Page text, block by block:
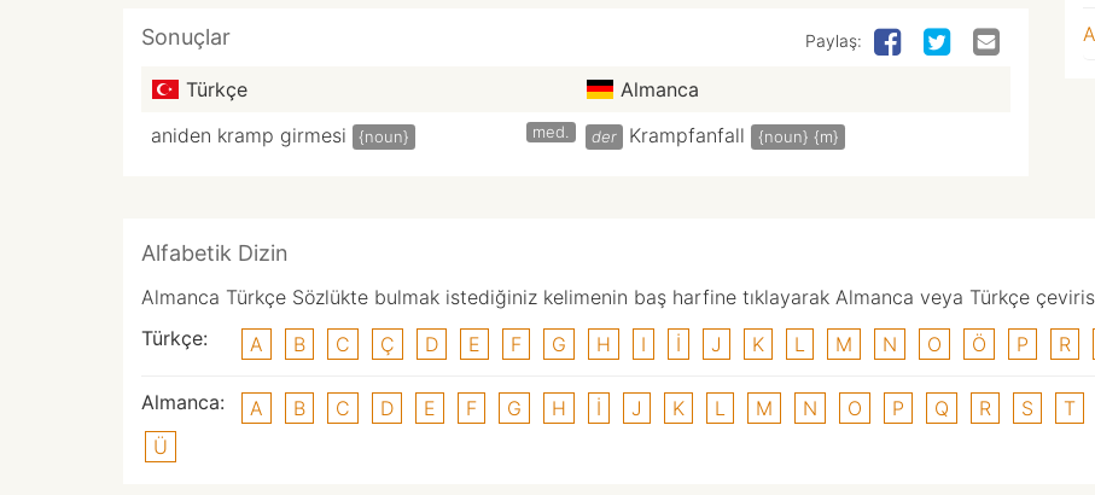
Sonuçlar Paylaş:
Türkçe
Almanca
aniden kramp girmesi
{noun} med. der Krampfanfall {noun} {m}
Alfabetik Dizin
Almanca Türkçe Sözlükte bulmak istediğiniz kelimenin baş harfine tıklayarak Almanca veya Türkçe
Türkçe:
A B C Ç D E F G H I I J K L M N O Ö P R
Almanca: A B C D E F G H I J K L M N O P Q R S T
Ü